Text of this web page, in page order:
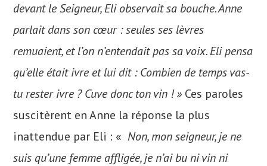
devant le Seigneur, Eli observait sa bouche. Anne
parlait dans son cœur : seules ses lèvres
remuaient, et l’on n’entendait pas sa voix. Eli pensa
qu’elle était ivre et lui dit : Combien de temps vas-
tu rester ivre ? Cuve donc ton vin ! » Ces paroles
suscitèrent en Anne la réponse la plus
inattendue par Eli : « Non, mon seigneur, je ne
suis qu’une femme affligée, je n’ai bu ni vin ni